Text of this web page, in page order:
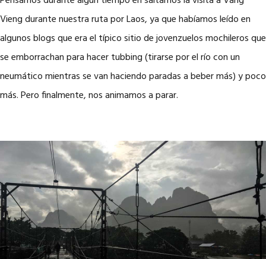
Vieng durante nuestra ruta por Laos, ya que habíamos leído en
algunos blogs que era el típico sitio de jovenzuelos mochileros que
se emborrachan para hacer tubbing (tirarse por el río con un
neumático mientras se van haciendo paradas a beber más) y poco
más. Pero finalmente, nos animamos a parar.